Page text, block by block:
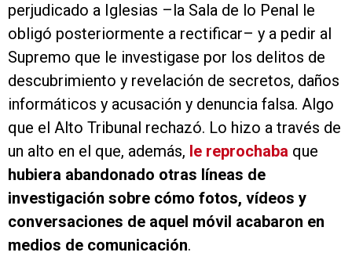
perjudicado a Iglesias –la Sala de lo Penal le
obligó posteriormente a rectificar– y a pedir al
Supremo que le investigase por los delitos de
descubrimiento y revelación de secretos, daños
informáticos y acusación y denuncia falsa. Algo
que el Alto Tribunal rechazó. Lo hizo a través de
un alto en el que, además, le reprochaba que
hubiera abandonado otras líneas de
investigación sobre cómo fotos, vídeos y
conversaciones de aquel móvil acabaron en
medios de comunicación.